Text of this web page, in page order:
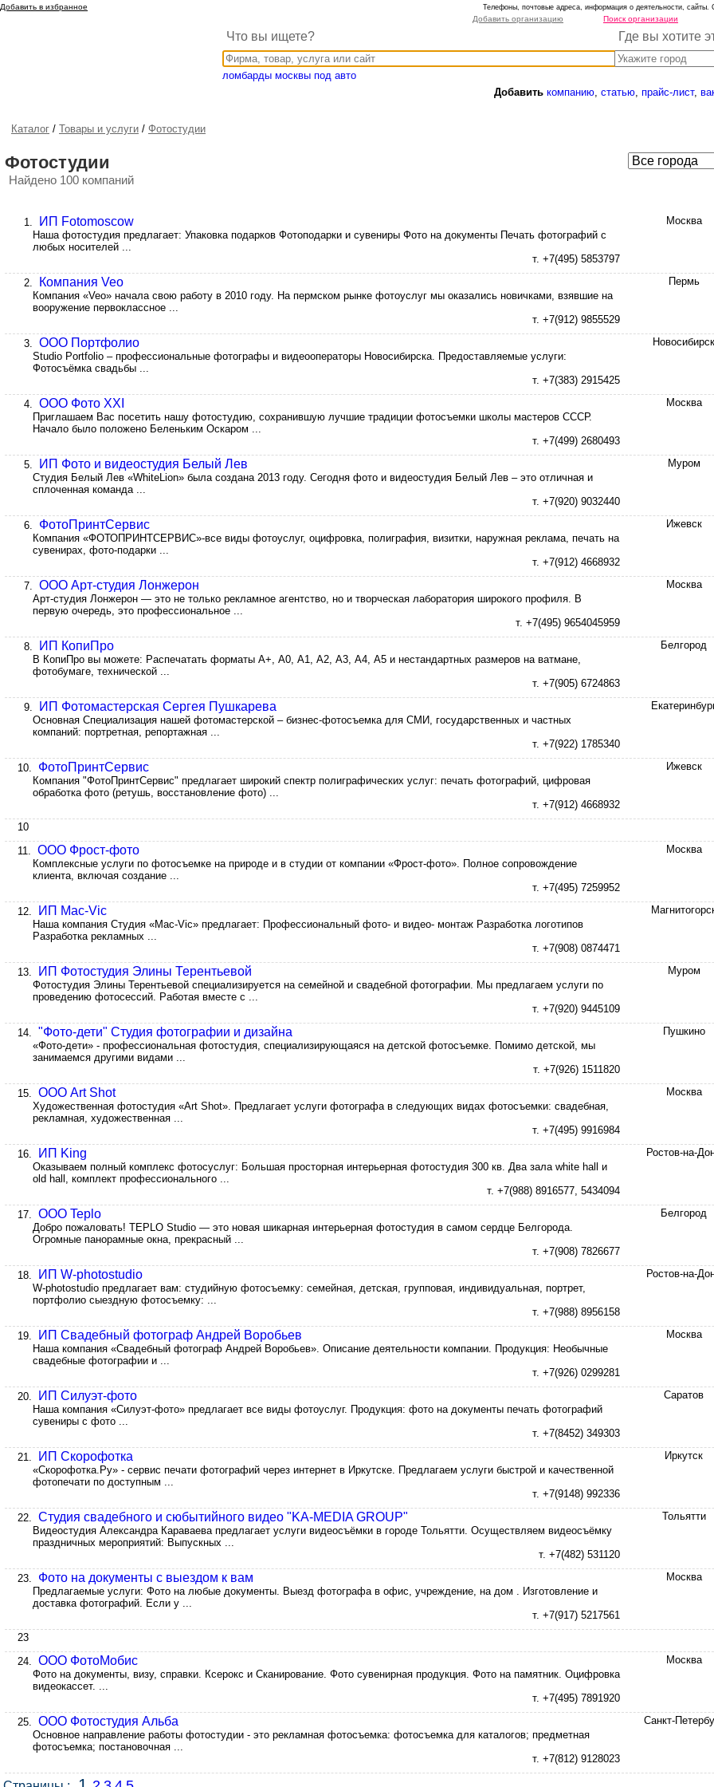
Добавить в избранное Телефоны, почтовые адреса, информация о деятельности, сайты.
Добавить организацию Поиск организации
Что вы ищете? Где вы хотите
ломбарды москвы под авто
Добавить компанию, статью, прайс-лист,
Каталог / Товары и услуги / Фотостудии
Фотостудии
Найдено 100 компаний
1. ИП Fotomoscow
Наша фотостудия предлагает: Упаковка подарков Фотоподарки и сувениры Фото на документы Печать фотографий с
любых носителей ...
т. +7(495) 5853797
Москва
2. Компания Veo
Компания «Veo» начала свою работу в 2010 году. На пермском рынке фотоуслуг мы оказались новичками, взявшие на
вооружение первоклассное ...
т. +7(912) 9855529
Пермь
3. ООО Портфолио
Studio Portfolio – профессиональные фотографы и видеооператоры Новосибирска. Предоставляемые услуги:
Фотосъёмка свадьбы ...
т. +7(383) 2915425
Новосибирск
4. ООО Фото XXI
Приглашаем Вас посетить нашу фотостудию, сохранившую лучшие традиции фотосъемки школы мастеров СССР.
Начало было положено Беленьким Оскаром ...
т. +7(499) 2680493
Москва
5. ИП Фото и видеостудия Белый Лев
Студия Белый Лев «WhiteLion» была создана 2013 году. Сегодня фото и видеостудия Белый Лев – это отличная и
сплоченная команда ...
т. +7(920) 9032440
Муром
6. ФотоПринтСервис
Компания «ФОТОПРИНТСЕРВИС»-все виды фотоуслуг, оцифровка, полиграфия, визитки, наружная реклама, печать на
сувенирах, фото-подарки ...
т. +7(912) 4668932
Ижевск
7. ООО Арт-студия Лонжерон
Арт-студия Лонжерон — это не только рекламное агентство, но и творческая лаборатория широкого профиля. В
первую очередь, это профессиональное ...
т. +7(495) 9654045959
Москва
8. ИП КопиПро
В КопиПро вы можете: Распечатать форматы А+, А0, А1, А2, А3, А4, А5 и нестандартных размеров на ватмане,
фотобумаге, технической ...
т. +7(905) 6724863
Белгород
9. ИП Фотомастерская Сергея Пушкарева
Основная Специализация нашей фотомастерской – бизнес-фотосъемка для СМИ, государственных и частных
компаний: портретная, репортажная ...
т. +7(922) 1785340
10. ФотоПринтСервис
Компания "ФотоПринтСервис" предлагает широкий спектр полиграфических услуг: печать фотографий, цифровая
обработка фото (ретушь, восстановление фото) ...
т. +7(912) 4668932
Ижевск
10
11. ООО Фрост-фото
Комплексные услуги по фотосъемке на природе и в студии от компании «Фрост-фото». Полное сопровождение
клиента, включая создание ...
т. +7(495) 7259952
Москва
12. ИП Mac-Vic
Наша компания Студия «Mac-Vic» предлагает: Профессиональный фото- и видео- монтаж Разработка логотипов
Разработка рекламных ...
т. +7(908) 0874471
13. ИП Фотостудия Элины Терентьевой
Фотостудия Элины Терентьевой специализируется на семейной и свадебной фотографии. Мы предлагаем услуги по
проведению фотосессий. Работая вместе с ...
т. +7(920) 9445109
Муром
14. "Фото-дети" Студия фотографии и дизайна
«Фото-дети» - профессиональная фотостудия, специализирующаяся на детской фотосъемке. Помимо детской, мы
занимаемся другими видами ...
т. +7(926) 1511820
Пушкино
15. ООО Art Shot
Художественная фотостудия «Art Shot». Предлагает услуги фотографа в следующих видах фотосъемки: свадебная,
рекламная, художественная ...
т. +7(495) 9916984
Москва
16. ИП King
Оказываем полный комплекс фотосуслуг: Большая просторная интерьерная фотостудия 300 кв. Два зала white hall и
old hall, комплект профессионального ...
т. +7(988) 8916577, 5434094
Ростов-на-
17. ООО Teplo
Добро пожаловать! TEPLO Studio — это новая шикарная интерьерная фотостудия в самом сердце Белгорода.
Огромные панорамные окна, прекрасный ...
т. +7(908) 7826677
Белгород
18. ИП W-photostudio
W-photostudio предлагает вам: студийную фотосъемку: семейная, детская, групповая, индивидуальная, портрет,
портфолио сыездную фотосъемку: ...
т. +7(988) 8956158
Ростов-на-
19. ИП Свадебный фотограф Андрей Воробьев
Наша компания «Свадебный фотограф Андрей Воробьев». Описание деятельности компании. Продукция: Необычные
свадебные фотографии и ...
т. +7(926) 0299281
Москва
20. ИП Силуэт-фото
Наша компания «Силуэт-фото» предлагает все виды фотоуслуг. Продукция: фото на документы печать фотографий
сувениры с фото ...
т. +7(8452) 349303
Саратов
21. ИП Скорофотка
«Скорофотка.Ру» - сервис печати фотографий через интернет в Иркутске. Предлагаем услуги быстрой и качественной
фотопечати по доступным ...
т. +7(9148) 992336
Иркутск
22. Студия свадебного и сюбытийного видео "KA-MEDIA GROUP"
Видеостудия Александра Караваева предлагает услуги видеосъёмки в городе Тольятти. Осуществляем видеосъёмку
праздничных мероприятий: Выпускных ...
т. +7(482) 531120
Тольятти
23. Фото на документы с выездом к вам
Предлагаемые услуги: Фото на любые документы. Выезд фотографа в офис, учреждение, на дом . Изготовление и
доставка фотографий. Если у ...
т. +7(917) 5217561
Москва
23
24. ООО ФотоМобис
Фото на документы, визу, справки. Ксерокс и Сканирование. Фото сувенирная продукция. Фото на памятник. Оцифровка
видеокассет. ...
т. +7(495) 7891920
Москва
25. ООО Фотостудия Альба
Основное направление работы фотостудии - это рекламная фотосъемка: фотосъемка для каталогов; предметная
фотосъемка; постановочная ...
т. +7(812) 9128023
Санкт-